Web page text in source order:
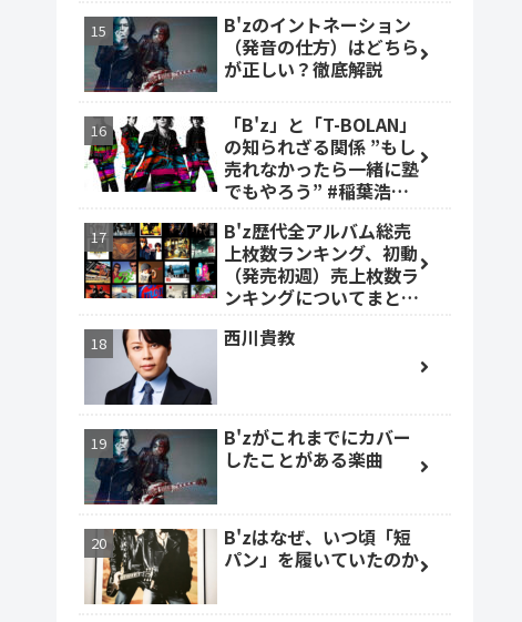
B'zのイントネーション
（発音の仕方）はどちら
が正しい？徹底解説
「B'z」と「T-BOLAN」
の知られざる関係 ”もし
売れなかったら一緒に塾
でもやろう” #稲葉浩志
B'z歴代全アルバム総売
上枚数ランキング、初動
（発売初週）売上枚数ラ
ンキングについてまとめ
西川貴教
B'zがこれまでにカバー
したことがある楽曲
B'zはなぜ、いつ頃「短
パン」を履いていたのか